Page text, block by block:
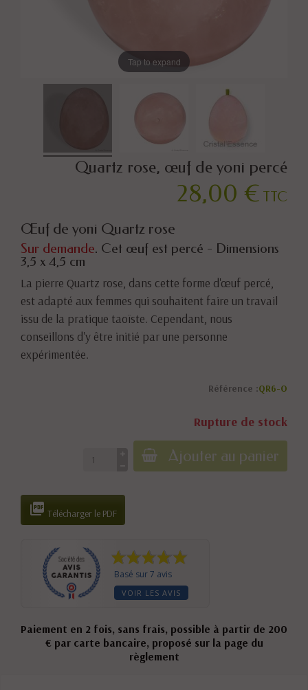
Tap to expand
Quartz rose, œuf de yoni percé
28,00 € TTC
Œuf de yoni Quartz rose
Sur demande. Cet œuf est percé - Dimensions
3,5 x 4,5 cm
La pierre Quartz rose, dans cette forme d'œuf percé,
est adapté aux femmes qui souhaitent faire un travail
issu de la pratique taoïste. Cependant, nous
conseillons d'y être initié par une personne
expérimentée.
Référence :QR6-O
Rupture de stock
Ajouter au panier
 Télécharger le PDF
Basé sur 7 avis
VOIR LES AVIS
Paiement en 2 fois, sans frais, possible à partir de 200
€ par carte bancaire, proposé sur la page du
règlement